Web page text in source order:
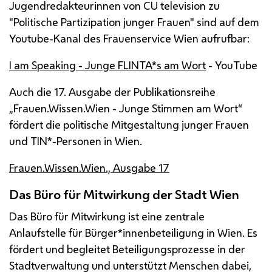
Jugendredakteurinnen von CU television zu
"Politische Partizipation junger Frauen" sind auf dem
Youtube-Kanal des Frauenservice Wien aufrufbar:
I am Speaking - Junge FLINTA*s am Wort - YouTube
Auch die 17. Ausgabe der Publikationsreihe
„Frauen.Wissen.Wien - Junge Stimmen am Wort“
fördert die politische Mitgestaltung junger Frauen
und TIN*-Personen in Wien.
Frauen.Wissen.Wien., Ausgabe 17
Das Büro für Mitwirkung der Stadt Wien
Das Büro für Mitwirkung ist eine zentrale
Anlaufstelle für Bürger*innenbeteiligung in Wien. Es
fördert und begleitet Beteiligungsprozesse in der
Stadtverwaltung und unterstützt Menschen dabei,